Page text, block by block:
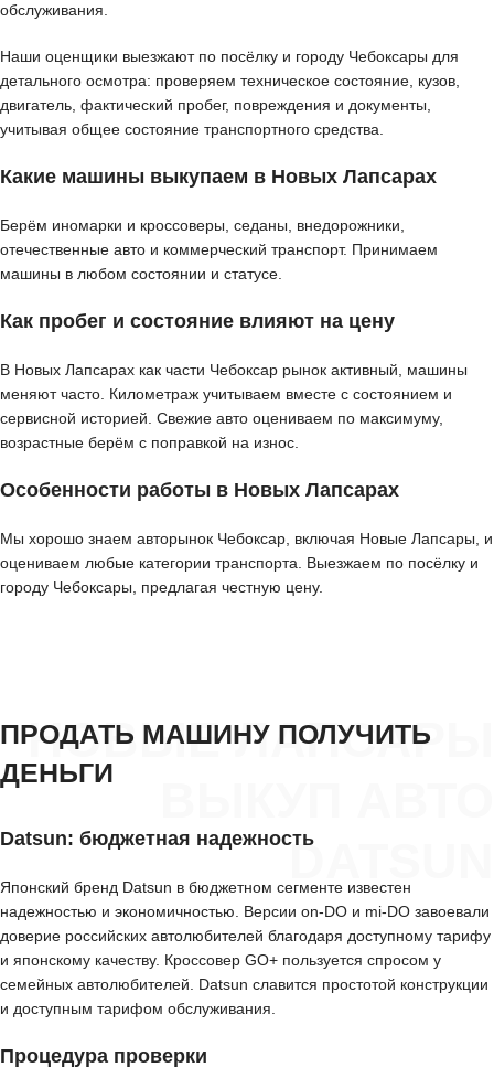
обслуживания.
Наши оценщики выезжают по посёлку и городу Чебоксары для
детального осмотра: проверяем техническое состояние, кузов,
двигатель, фактический пробег, повреждения и документы,
учитывая общее состояние транспортного средства.
Какие машины выкупаем в Новых Лапсарах
Берём иномарки и кроссоверы, седаны, внедорожники,
отечественные авто и коммерческий транспорт. Принимаем
машины в любом состоянии и статусе.
Как пробег и состояние влияют на цену
В Новых Лапсарах как части Чебоксар рынок активный, машины
меняют часто. Километраж учитываем вместе с состоянием и
сервисной историей. Свежие авто оцениваем по максимуму,
возрастные берём с поправкой на износ.
Особенности работы в Новых Лапсарах
Мы хорошо знаем авторынок Чебоксар, включая Новые Лапсары, и
оцениваем любые категории транспорта. Выезжаем по посёлку и
городу Чебоксары, предлагая честную цену.
НОВЫЕ ЛАПСАРЫ
DATSUN
ПРОДАТЬ МАШИНУ ПОЛУЧИТЬ
ДЕНЬГИ
Datsun: бюджетная надежность
Японский бренд Datsun в бюджетном сегменте известен
надежностью и экономичностью. Версии on-DO и mi-DO завоевали
доверие российских автолюбителей благодаря доступному тарифу
и японскому качеству. Кроссовер GO+ пользуется спросом у
семейных автолюбителей. Datsun славится простотой конструкции
и доступным тарифом обслуживания.
Процедура проверки